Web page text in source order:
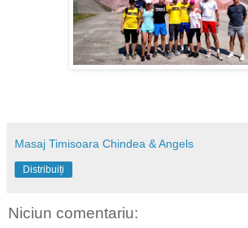
Masaj Timisoara Chindea & Angels
Distribuiți
Niciun comentariu: